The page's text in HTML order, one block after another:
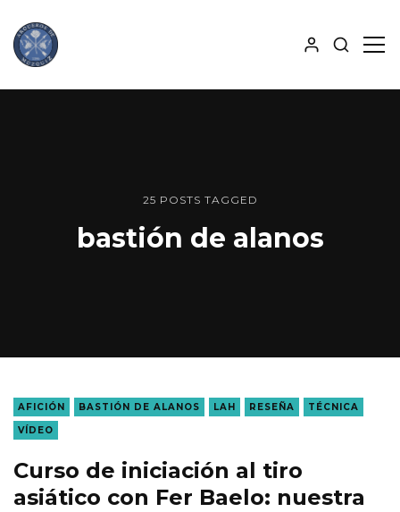
25 POSTS TAGGED
bastión de alanos
AFICIÓN BASTIÓN DE ALANOS LAH RESEÑA
TÉCNICA
VÍDEO
Curso de iniciación al tiro
asiático con Fer Baelo: nuestra